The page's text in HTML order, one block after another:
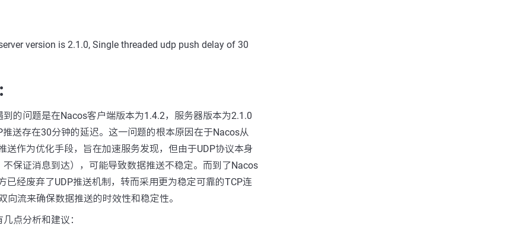
version is 2.1.0, Single threaded udp push delay of 30
的问题是在Nacos客户端版本为1.4.2，服务器版本为2.1.0
推送存在30分钟的延迟。这一问题的根本原因在于Nacos从
送作为优化手段，旨在加速服务发现，但由于UDP协议本身
保证消息到达），可能导致数据推送不稳定。而到了Nacos
已经废弃了UDP推送机制，转而采用更为稳定可靠的TCP连
向流来确保数据推送的时效性和稳定性。
点分析和建议：